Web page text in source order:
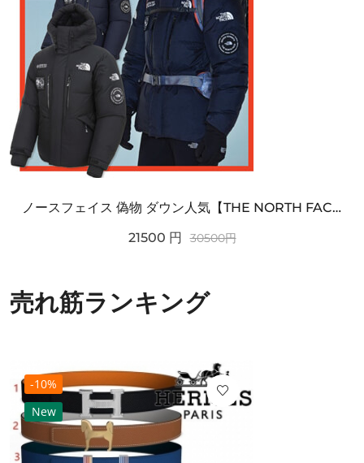
ノースフェイス 偽物 ダウン人気【THE NORTH FACE】M'S 7 SUMMIT HIM...
21500 円 30500円
売れ筋ランキング
-10%
New